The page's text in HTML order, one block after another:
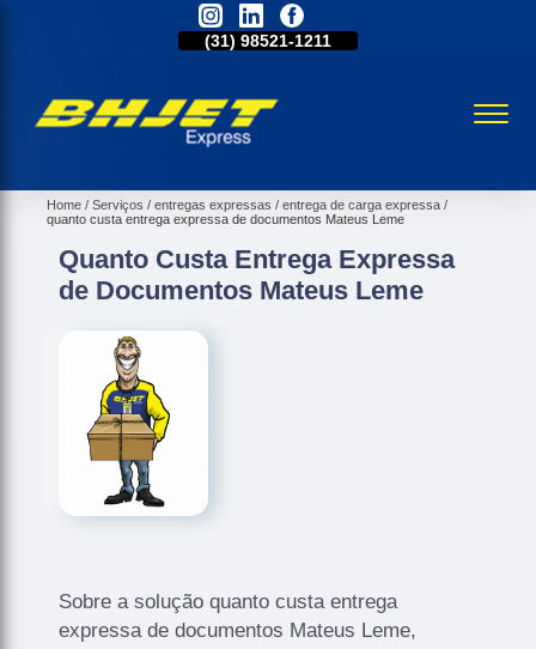
(31) 98521-1211
Home Serviços entregas expressas
entrega de carga expressa
quanto custa entrega expressa de documentos Mateus Leme
Quanto Custa Entrega Expressa
de Documentos Mateus Leme
Sobre a solução quanto custa entrega
expressa de documentos Mateus Leme,